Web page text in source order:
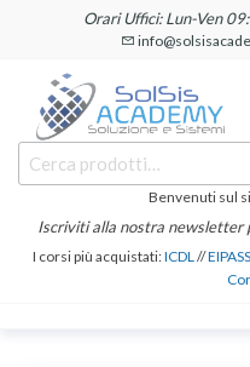
contenuto
Orari Uffici: Lun-Ven
SOLSIS
Academy
Corsi e
Certificazioni
Linguistiche
Benvenuti sul
Iscriviti alla nostra newsletter
I corsi più acquistati:ICDL//EIPASS